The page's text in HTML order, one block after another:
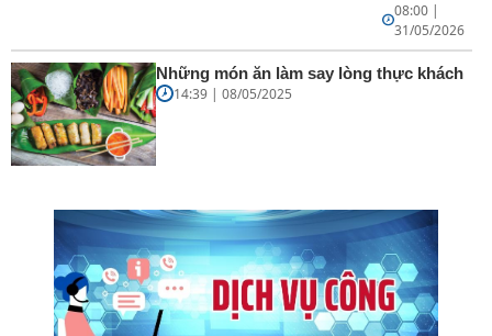
Ysyakh
truyền
thống đặc
sắc của
08:00 |
31/05/2026
Những món ăn làm say lòng thực khách
14:39 | 08/05/2025